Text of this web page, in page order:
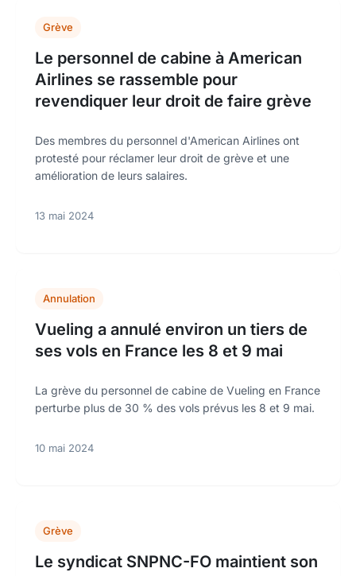
Grève
Le personnel de cabine à American
Airlines se rassemble pour
revendiquer leur droit de faire grève
Des membres du personnel d'American Airlines ont
protesté pour réclamer leur droit de grève et une
amélioration de leurs salaires.
13 mai 2024
Annulation
Vueling a annulé environ un tiers de
ses vols en France les 8 et 9 mai
La grève du personnel de cabine de Vueling en France
perturbe plus de 30 % des vols prévus les 8 et 9 mai.
10 mai 2024
Grève
Le syndicat SNPNC-FO maintient son